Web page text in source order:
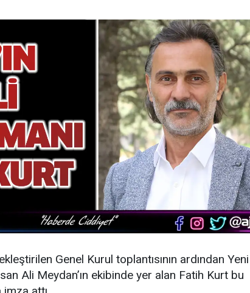
Genel Kurul toplantısının ardından Yeni
Ali Meydan’ın ekibinde yer alan Fatih Kurt bu